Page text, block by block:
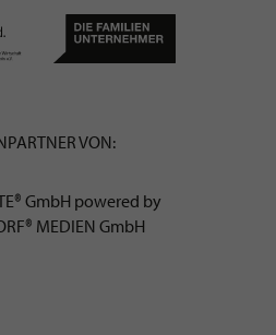
VON:
GmbH powered by
MEDIEN GmbH